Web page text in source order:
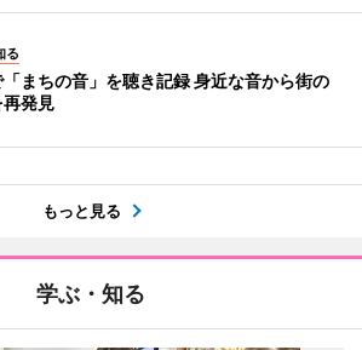
る
まちの音」を聴き記録 身近な音から街の
再発見
もっと見る
学ぶ・知る